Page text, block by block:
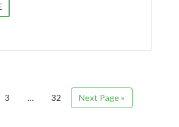
3 … 32 Next Page »